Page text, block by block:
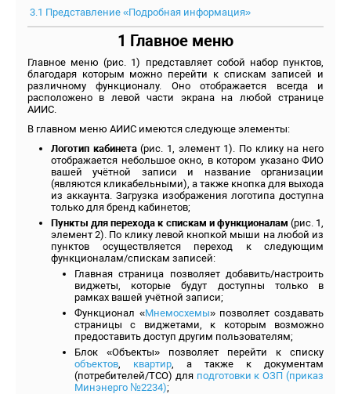
3.1 Представление «Подробная информация»
1 Главное меню
Главное меню (рис. 1) представляет собой набор пунктов,
благодаря которым можно перейти к спискам записей и
различному функционалу. Оно отображается всегда и
расположено в левой части экрана на любой странице
АИИС.
В главном меню АИИС имеются следующе элементы:
Логотип кабинета(рис. 1, элемент 1). По клику на него
отображается небольшое окно, в котором указано ФИО
вашей учётной записи и название организации
(являются кликабельными), а также кнопка для выхода
из аккаунта. Загрузка изображения логотипа доступна
только для бренд кабинетов;
Пункты для перехода к спискам и функционалам (рис. 1,
элемент 2). По клику левой кнопкой мыши на любой из
пунктов осуществляется переход к следующим
функционалам/спискам записей:
Главная страница позволяет добавить/настроить
виджеты, которые будут доступны только в
рамках вашей учётной записи;
Функционал «Мнемосхемы» позволяет создавать
страницы с виджетами, к которым возможно
предоставить доступ другим пользователям;
Блок «Объекты» позволяет перейти к списку
объектов, квартир, а также к документам
(потребителей/ТСО) для подготовки к ОЗП (приказ
Минэнерго №2234);